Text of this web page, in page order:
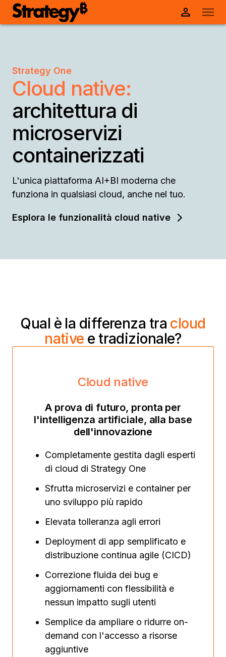
Strategy One
Cloud native:
architettura di
microservizi
containerizzati
L'unica piattaforma AI+BI moderna che
funziona in qualsiasi cloud, anche nel tuo.
Esplora le funzionalità cloud native
Qual è la differenza tra cloud
native e tradizionale?
Cloud native
A prova di futuro, pronta per
l'intelligenza artificiale, alla base
dell'innovazione
Completamente gestita dagli esperti
di cloud di Strategy One
Sfrutta microservizi e container per
uno sviluppo più rapido
Elevata tolleranza agli errori
Deployment di app semplificato e
distribuzione continua agile (CICD)
Correzione fluida dei bug e
aggiornamenti con flessibilità e
nessun impatto sugli utenti
Semplice da ampliare o ridurre on-
demand con l'accesso a risorse
aggiuntive